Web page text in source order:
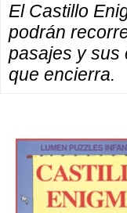
El Castillo
podrán
pasajes y sus
que encierra.